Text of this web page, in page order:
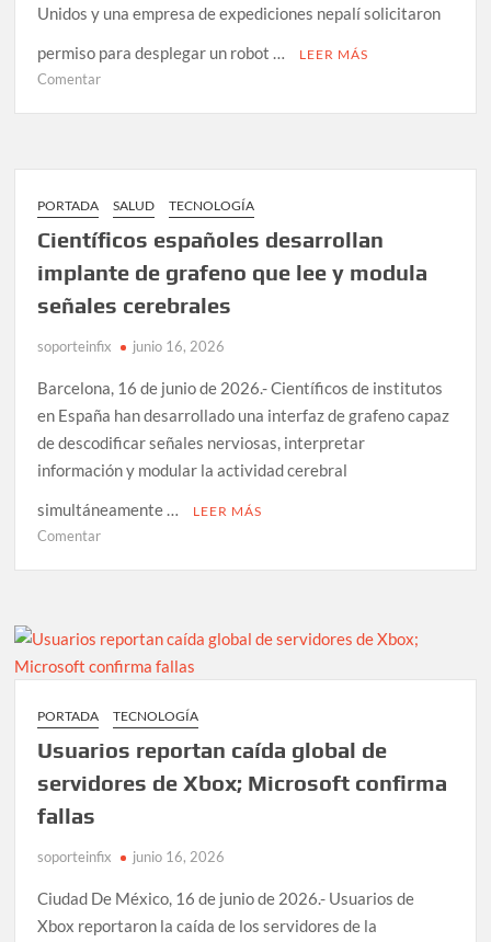
presidencia
Colombia
Unidos y una empresa de expediciones nepalí solicitaron
permiso para desplegar un robot …
LEER MÁS
Comentaren
que
robot
humanoide
chino
ascienda
Everest
PORTADA SALUD TECNOLOGÍA
Científicos españoles desarrollan
implante de grafeno que lee y modula
señales cerebrales
soporteinfix junio 16, 2026
Barcelona, 16 de junio de 2026.- Científicos de institutos
en España han desarrollado una interfaz de grafeno capaz
de descodificar señales nerviosas, interpretar
información y modular la actividad cerebral
simultáneamente …
LEER MÁS
Comentaren
implante
grafeno
lee
y
modula
PORTADA TECNOLOGÍA
Usuarios reportan caída global de
servidores de Xbox; Microsoft confirma
fallas
soporteinfix junio 16, 2026
Ciudad De México, 16 de junio de 2026.- Usuarios de
Xbox reportaron la caída de los servidores de la